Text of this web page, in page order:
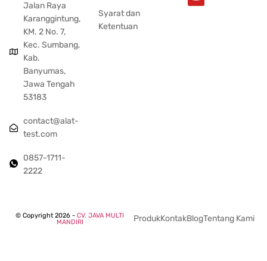
Jalan Raya
Karanggintung,
KM. 2 No. 7,
Kec. Sumbang,
Kab.
Banyumas,
Jawa Tengah
53183
contact@alat-
test.com
0857-1711-
2222
Syarat dan
Ketentuan
© Copyright 2026 - CV. JAVA MULTI
MANDIRI
ProdukKontakBlogTentang Kami